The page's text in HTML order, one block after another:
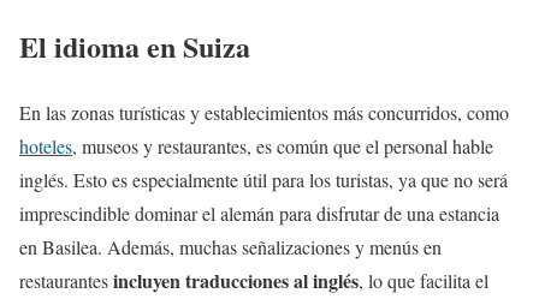
El idioma en Suiza
En las zonas turísticas y establecimientos más concurridos, como
hoteles, museos y restaurantes, es común que el personal hable
inglés. Esto es especialmente útil para los turistas, ya que no será
imprescindible dominar el alemán para disfrutar de una estancia
en Basilea. Además, muchas señalizaciones y menús en
restaurantesincluyen traducciones al inglés, lo que facilita el